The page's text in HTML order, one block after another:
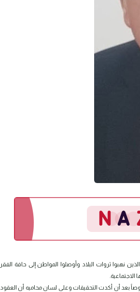
نهبوا ثروات البلاد وأوصلوا المواطن إلى حافة الفقر
بعد أن أكدت التحقيقات وعلى لسان محاميه أن العقود